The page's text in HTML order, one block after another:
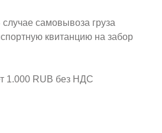
самовывоза груза
квитанцию на забор
1.000 RUB без НДС